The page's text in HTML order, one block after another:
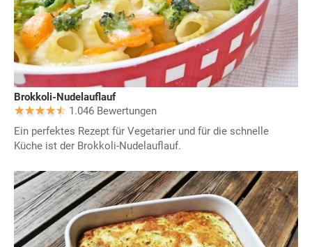
Brokkoli-Nudelauflauf
1.046 Bewertungen
Ein perfektes Rezept für Vegetarier und für die schnelle
Küche ist der Brokkoli-Nudelauflauf.